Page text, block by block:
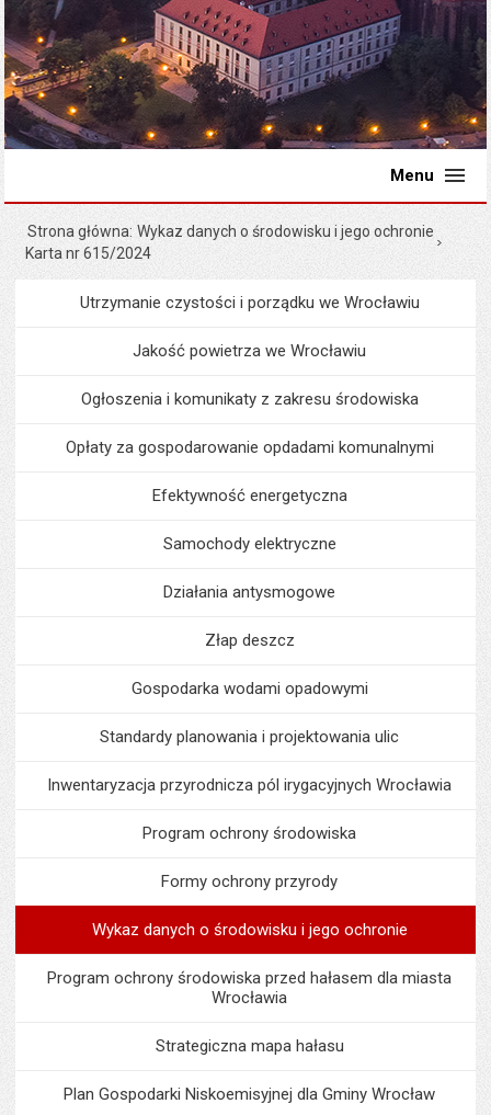
Menu
Strona główna Wykaz danych o środowisku i jego ochronie
Karta nr 615/2024
MenuŚrodowisko i ekologia
Utrzymanie czystości i porządku we Wrocławiu
Jakość powietrza we Wrocławiu
Ogłoszenia i komunikaty z zakresu środowiska
Opłaty za gospodarowanie opdadami komunalnymi
Efektywność energetyczna
Samochody elektryczne
Działania antysmogowe
Złap deszcz
Gospodarka wodami opadowymi
Standardy planowania i projektowania ulic
Inwentaryzacja przyrodnicza pól irygacyjnych Wrocławia
Program ochrony środowiska
Formy ochrony przyrody
Wykaz danych o środowisku i jego ochronie
Program ochrony środowiska przed hałasem dla miasta
Wrocławia
Strategiczna mapa hałasu
Plan Gospodarki Niskoemisyjnej dla Gminy Wrocław